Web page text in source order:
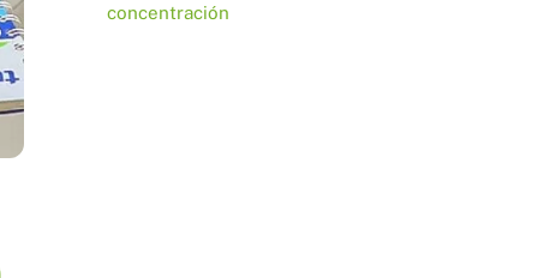
concentración